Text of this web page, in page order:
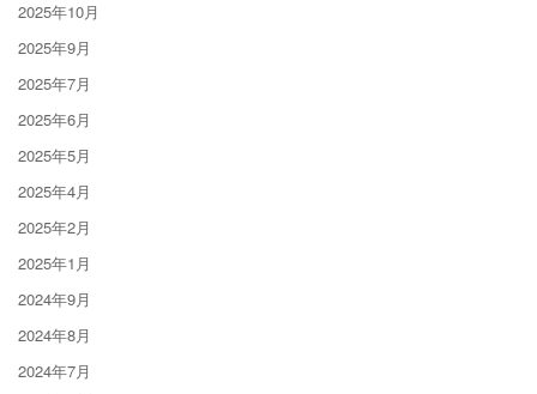
2025年10月
2025年9月
2025年7月
2025年6月
2025年5月
2025年4月
2025年2月
2025年1月
2024年9月
2024年8月
2024年7月